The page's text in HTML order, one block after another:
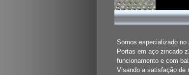
Somos especializado no
Portas em aço zincado
funcionamento e com
Visando a satisfação de